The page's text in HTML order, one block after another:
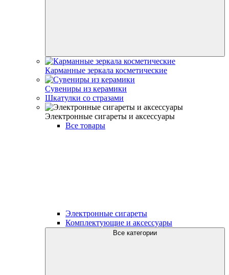
Карманные зеркала косметические
Сувениры из керамики
Шкатулки со стразами
Электронные сигареты и аксесcуары
Все товары
Электронные сигареты
Комплектующие и аксессуары
Все категории